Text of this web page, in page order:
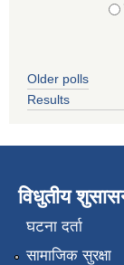
Older polls
Results
विधुतीय
घटना दर्ता
सामाजिक सुरक्षा